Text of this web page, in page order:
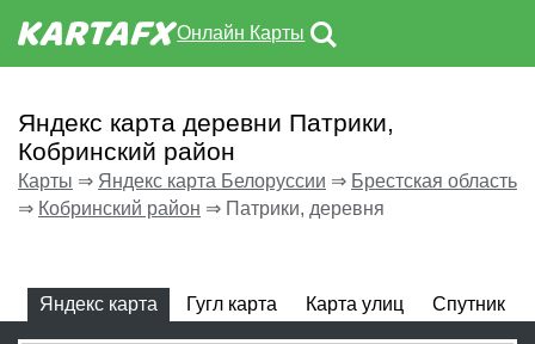
Онлайн Карты
Яндекс карта деревни Патрики,
Кобринский район
Карты ⇒ Яндекс карта Белоруссии ⇒ Брестская область
⇒ Кобринский район ⇒ Патрики, деревня
Яндекс карта Гугл карта Карта улиц Спутник